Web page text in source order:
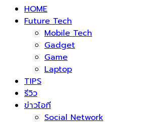
HOME
Future Tech
Mobile Tech
Gadget
Game
Laptop
TIPS
รีวิว
ข่าวไอที
Social Network